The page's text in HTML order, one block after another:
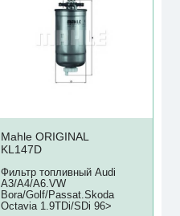
Mahle ORIGINAL
KL147D
Фильтр топливный Audi
A3/A4/A6.VW
Bora/Golf/Passat.Skoda
Octavia 1.9TDi/SDi 96>